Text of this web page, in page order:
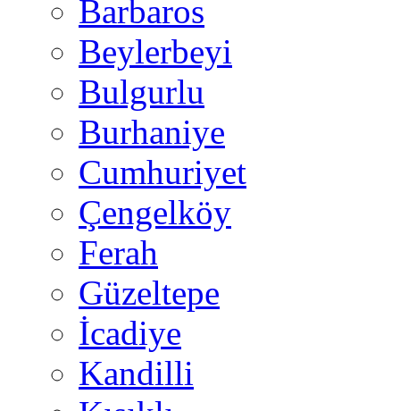
Barbaros
Beylerbeyi
Bulgurlu
Burhaniye
Cumhuriyet
Çengelköy
Ferah
Güzeltepe
İcadiye
Kandilli